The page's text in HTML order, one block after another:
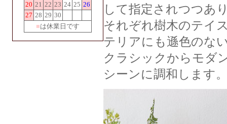
20 21 22 23 24 25 26
27 28 29 30
■は休業日です
して指定されつつあ
それぞれ樹木のテイ
テリアにも遜色のな
クラシックからモダ
シーンに調和します